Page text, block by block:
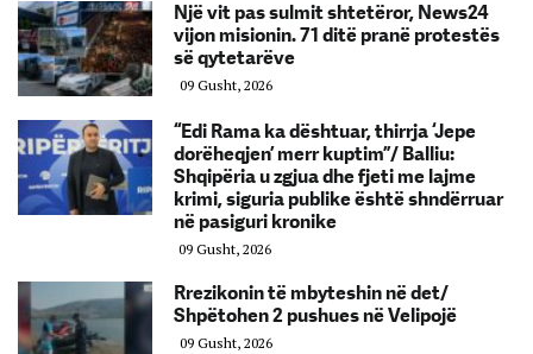
Një vit pas sulmit shtetëror, News24
vijon misionin. 71 ditë pranë protestës
së qytetarëve
09 Gusht, 2026
“Edi Rama ka dështuar, thirrja ‘Jepe
dorëheqjen’ merr kuptim”/ Balliu:
Shqipëria u zgjua dhe fjeti me lajme
krimi, siguria publike është shndërruar
në pasiguri kronike
09 Gusht, 2026
Rrezikonin të mbyteshin në det/
Shpëtohen 2 pushues në Velipojë
09 Gusht, 2026